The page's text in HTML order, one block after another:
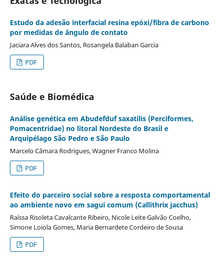
Estudo da adesão interfacial resina epóxi/fibra de carbono
por medidas de ângulo de contato
Jaciara Alves dos Santos, Rosangela Balaban Garcia
PDF
Saúde e Biomédica
Análise genética em Abudefduf saxatilis (Perciformes,
Pomacentridae) no litoral Nordeste do Brasil e
Arquipélago São Pedro e São Paulo
Marcelo Câmara Rodrigues, Wagner Franco Molina
PDF
Efeito do parceiro social sobre a resposta comportamental
ao ambiente novo em sagui comum (Callithrix jacchus)
Raíssa Risoleta Cavalcante Ribeiro, Nicole Leite Galvão Coelho,
Simone Loiola Gomes, Maria Bernardete Cordeiro de Sousa
PDF